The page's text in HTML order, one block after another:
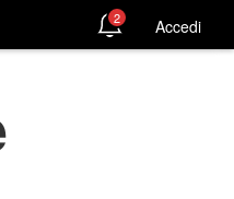
2 Accedi